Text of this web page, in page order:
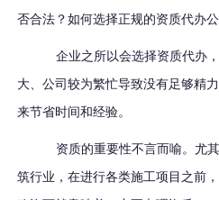
否合法？如何选择正规的资质代办
企业之所以会选择资质代办
大、公司较为繁忙导致没有足够精
来节省时间和经验。
资质的重要性不言而喻。尤
筑行业，在进行各类施工项目之前